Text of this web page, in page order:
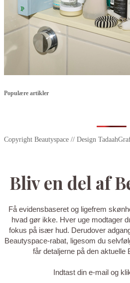
Populære artikler
Copyright Beautyspace // Design
Bliv en del af
Få evidensbaseret og ligefrem
hvad gør ikke. Hver uge modtager
fokus på især hud. Derudover
Beautyspace-rabat, ligesom du
får detaljerne på den aktuelle
Indtast din e-mail og